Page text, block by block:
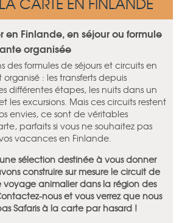
Finlande, en séjour ou formule
organisée
des formules de séjours et circuits en
: les transferts depuis
différentes étapes, les nuits dans un
les excursions. Mais ces circuits restent
envies, ce sont de véritables
parfaits si vous ne souhaitez pas
vacances en Finlande.
sélection destinée à vous donner
construire sur mesure le circuit de
voyage animalier dans la région des
nous et vous verrez que nous
Safaris à la carte par hasard !